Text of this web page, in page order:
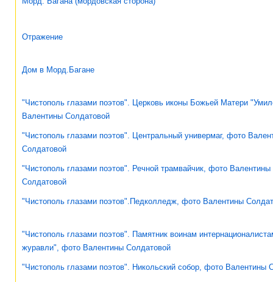
Отражение
Дом в Морд.Багане
"Чистополь глазами поэтов". Церковь иконы Божьей Матери
Валентины Солдатовой
"Чистополь глазами поэтов". Центральный универмаг, фото
Солдатовой
"Чистополь глазами поэтов". Речной трамвайчик, фото Валентины
Солдатовой
"Чистополь глазами поэтов".Педколледж, фото Валентины
"Чистополь глазами поэтов". Памятник воинам
журавли", фото Валентины Солдатовой
"Чистополь глазами поэтов". Никольский собор, фото Валентины